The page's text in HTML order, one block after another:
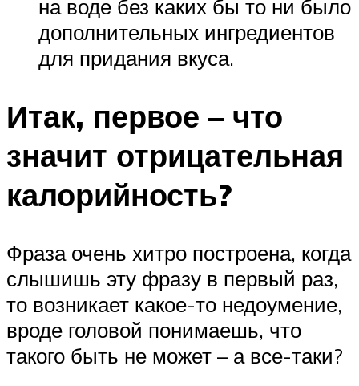
на воде без каких бы то ни было
дополнительных ингредиентов
для придания вкуса.
Итак, первое – что
значит отрицательная
калорийность?
Фраза очень хитро построена, когда
слышишь эту фразу в первый раз,
то возникает какое-то недоумение,
вроде головой понимаешь, что
такого быть не может – а все-таки?